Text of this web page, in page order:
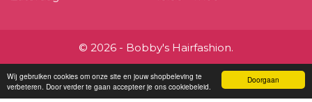
Doorgaan
Wij gebruiken cookies om onze site en jouw shopbeleving te
verbeteren. Door verder te gaan accepteer je ons cookiebeleid.
© 2026 - Bobby's Hairfashion.